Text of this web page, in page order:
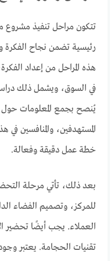
تتكون مراحل تنفيذ
رئيسية تضمن نجاح الفكرة
هذه المراحل من إعداد
في السوق، ويشمل ذلك دراسة
يُنصح بجمع المعلومات
المستهدفين، والمنافسين
خطة عمل دقيقة وفعالة.
بعد ذلك، تأتي مرحلة
للمركز، وتصميم الفضاء
العملاء. يجب أيضًا تحضير
تقنيات الحجامة. يعتبر